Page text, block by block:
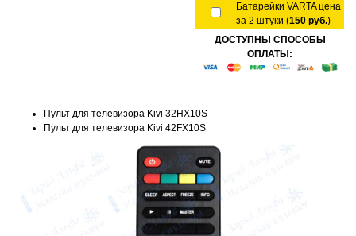
Батарейки VARTA цена
за 2 штуки (150 руб.)
ДОСТУПНЫ СПОСОБЫ
ОПЛАТЫ:
Пульт для телевизора Kivi 32HX10S
Пульт для телевизора Kivi 42FX10S